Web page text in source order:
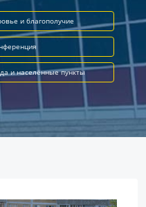
и благополучие
и населённые пункты